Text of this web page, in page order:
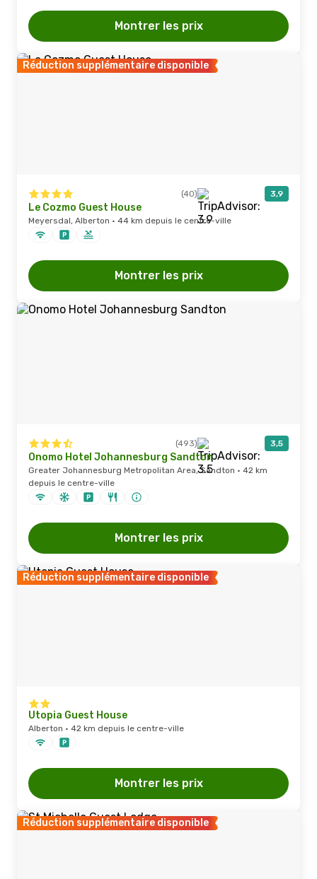
Montrer les prix
Réduction supplémentaire disponible
(40) 3,9
Le Cozmo Guest House
Meyersdal, Alberton · 44 km depuis le centre-ville
Montrer les prix
(493) 3,5
Onomo Hotel Johannesburg Sandton
Greater Johannesburg Metropolitan Area, Sandton · 42 km
depuis le centre-ville
Montrer les prix
Réduction supplémentaire disponible
Utopia Guest House
Alberton · 42 km depuis le centre-ville
Montrer les prix
Réduction supplémentaire disponible